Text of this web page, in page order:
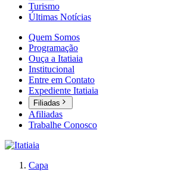
Turismo
Últimas Notícias
Quem Somos
Programação
Ouça a Itatiaia
Institucional
Entre em Contato
Expediente Itatiaia
Filiadas
Afiliadas
Trabalhe Conosco
Capa